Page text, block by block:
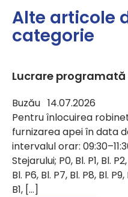
Alte articole
categorie
Lucrare programată
Buzău 14.07.2026
Pentru înlocuirea
furnizarea apei în data
intervalul orar:
Stejarului; P0, Bl. P1, Bl.
Bl. P6, Bl. P7, Bl. P8, Bl. P9,
B1, […]